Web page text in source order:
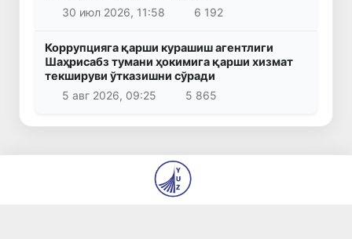
30 июл 2026, 11:58
6 192
Коррупцияга қарши курашиш агентлиги
Шаҳрисабз тумани ҳокимига қарши хизмат
текшируви ўтказишни сўради
5 авг 2026, 09:25
5 865